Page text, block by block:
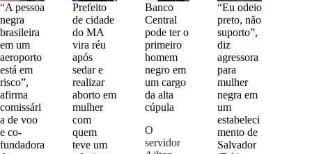
“A pessoa
negra
brasileira
em um
aeroporto
está em
risco”,
afirma
comissári
a de voo
e co-
fundadora
Prefeito
de cidade
do MA
vira réu
após
sedar e
realizar
aborto em
mulher
com
quem
teve um
Banco
Central
pode ter o
primeiro
homem
negro em
um cargo
da alta
cúpula
O
servidor
“Eu odeio
preto, não
suporto”,
diz
agressora
para
mulher
negra em
um
estabeleci
mento de
Salvador